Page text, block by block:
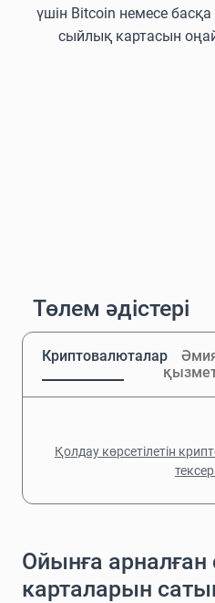
үшін Bitcoin немесе
сыйлық картасын
Төлем әдістері
Криптовалюталар
Қолдау көрсетілетін
Ойынға
карталарын